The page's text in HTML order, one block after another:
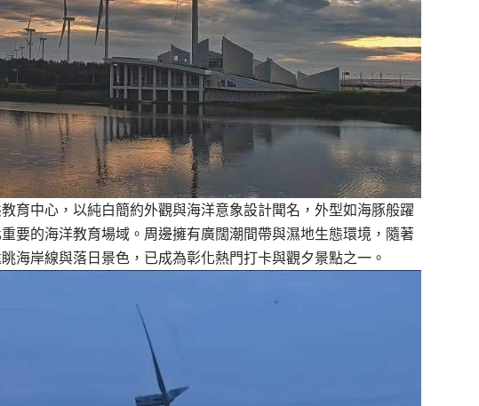
育中心，以純白簡約外觀與海洋意象設計聞名，外型如海豚般躍
要的海洋教育場域。周邊擁有廣闊潮間帶與濕地生態環境，隨著
海岸線與落日景色，已成為彰化熱門打卡與觀夕景點之一。